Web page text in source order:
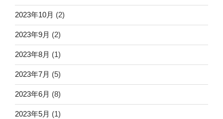
2023年10月 (2)
2023年9月 (2)
2023年8月 (1)
2023年7月 (5)
2023年6月 (8)
2023年5月 (1)